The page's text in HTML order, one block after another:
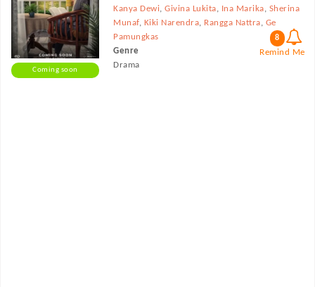
Coming soon
Kanya Dewi,Givina Lukita, Ina Marika, Sherina
Munaf, Kiki Narendra, Rangga Nattra, Ge
Pamungkas
Genre
Drama
8
Remind Me